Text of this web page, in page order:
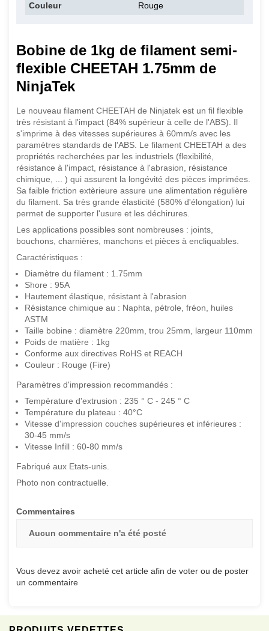
Couleur
Rouge
Bobine de 1kg de filament semi-
flexible CHEETAH 1.75mm de
NinjaTek
Le nouveau filament CHEETAH de Ninjatek est un fil flexible
très résistant à l'impact (84% supérieur à celle de l'ABS). Il
s'imprime à des vitesses supérieures à 60mm/s avec les
paramètres standards de l'ABS. Le filament CHEETAH a des
propriétés recherchées par les industriels (flexibilité,
résistance à l'impact, résistance à l'abrasion, résistance
chimique, ... ) qui assurent la longévité des pièces imprimées.
Sa faible friction extèrieure assure une alimentation régulière
du filament. Sa très grande élasticité (580% d'élongation) lui
permet de supporter l'usure et les déchirures.
Les applications possibles sont nombreuses : joints,
bouchons, charnières, manchons et pièces à encliquables.
Caractéristiques :
Diamètre du filament : 1.75mm
Shore : 95A
Hautement élastique, résistant à l'abrasion
Résistance chimique au : Naphta, pétrole, fréon, huiles
ASTM
Taille bobine : diamètre 220mm, trou 25mm, largeur 110mm
Poids de matière : 1kg
Conforme aux directives RoHS et REACH
Couleur : Rouge (Fire)
Paramètres d'impression recommandés :
Température d'extrusion : 235 ° C - 245 ° C
Température du plateau : 40°C
Vitesse d'impression couches supérieures et inférieures :
30-45 mm/s
Vitesse Infill : 60-80 mm/s
Fabriqué aux Etats-unis.
Photo non contractuelle.
Commentaires
Aucun commentaire n'a été posté
Vous devez avoir acheté cet article afin de voter ou de poster
un commentaire